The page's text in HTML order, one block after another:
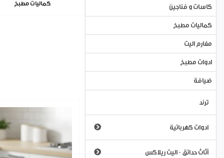
كاسات و فناجين
كماليات مطبخ
مفارم اليت
ادوات مطبخ
ضيافة
ترند
ادوات كهربائية
ابريق ماء كهرباء
أثاث حدائق - اليت ريلاكس
كماليات مطبخ